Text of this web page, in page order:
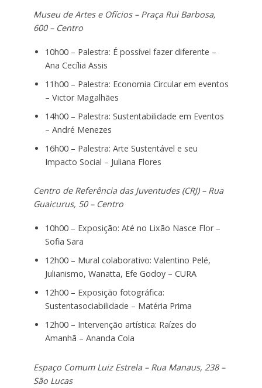
Museu de Artes e Ofícios – Praça Rui Barbosa,
600 – Centro
10h00 – Palestra: É possível fazer diferente –
Ana Cecília Assis
11h00 – Palestra: Economia Circular em eventos
– Victor Magalhães
14h00 – Palestra: Sustentabilidade em Eventos
– André Menezes
16h00 – Palestra: Arte Sustentável e seu
Impacto Social – Juliana Flores
Centro de Referência das Juventudes (CRJ) – Rua
Guaicurus, 50 – Centro
10h00 – Exposição: Até no Lixão Nasce Flor –
Sofia Sara
12h00 – Mural colaborativo: Valentino Pelé,
Julianismo, Wanatta, Efe Godoy – CURA
12h00 – Exposição fotográfica:
Sustentasociabilidade – Matéria Prima
12h00 – Intervenção artística: Raízes do
Amanhã – Ananda Cola
Espaço Comum Luiz Estrela – Rua Manaus, 238 –
São Lucas